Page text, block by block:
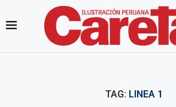
TAG: LINEA 1